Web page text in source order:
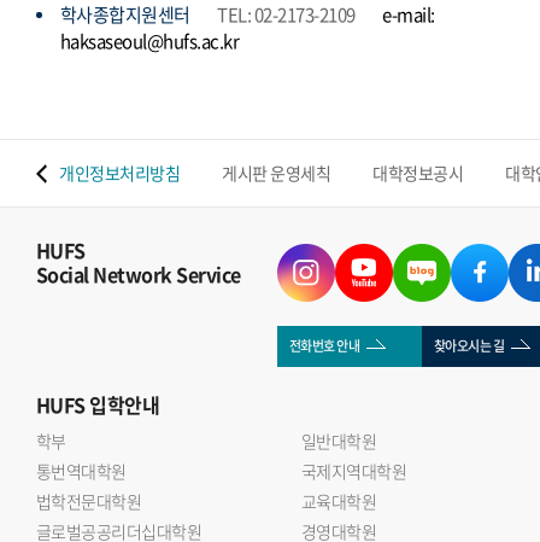
학사종합지원센터
TEL: 02-2173-2109
e-mail:
haksaseoul@hufs.ac.kr
개인정보처리방침 게시판 운영세칙 대학정보공시 대
HUFS
Social Network Service
전화번호 안내 찾아오시는 길
HUFS입학안내
학부
일반대학원
통번역대학원
국제지역대학원
법학전문대학원
교육대학원
글로벌공공리더십대학원
경영대학원